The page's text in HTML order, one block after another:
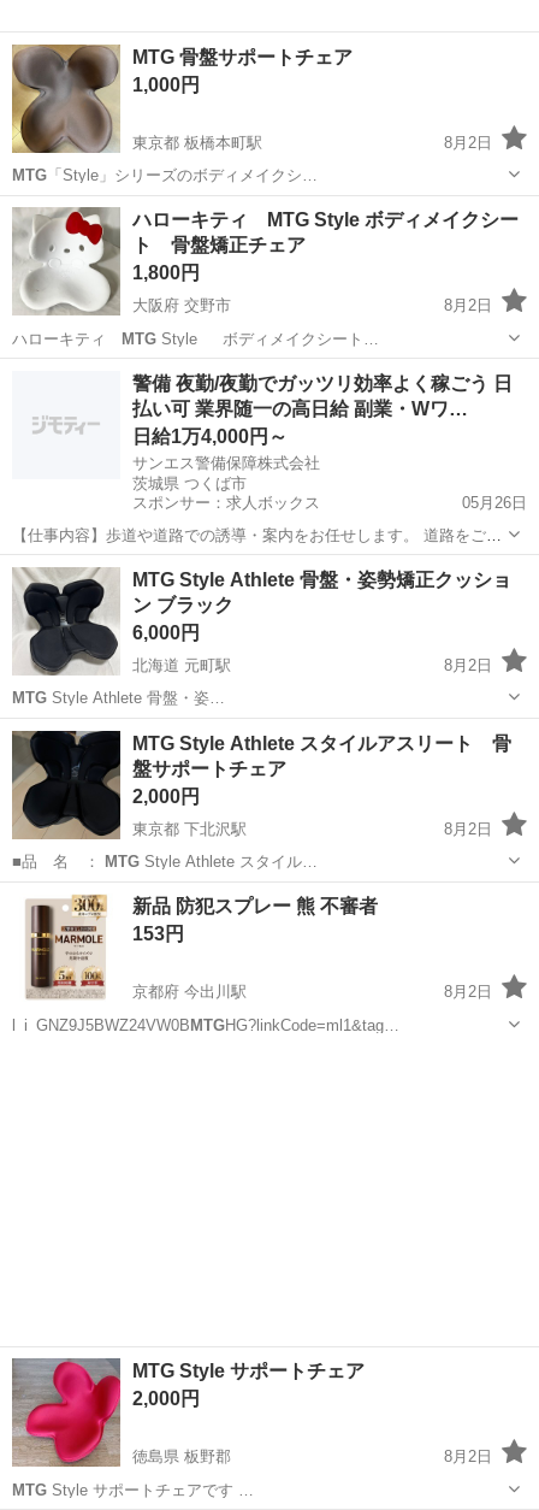
MTG 骨盤サポートチェア
1,000円
東京都 板橋本町駅
8月2日
MTG「Style」シリーズのボディメイクシ…
東京 板橋区 板橋本町駅
ハローキティ MTG Style ボディメイクシー
ト 骨盤矯正チェア
1,800円
大阪府 交野市
8月2日
ハローキティ
MTGStyle ボディメイクシート…
交野市 その他 ボディメイクシート
警備 夜勤/夜勤でガッツリ効率よく稼ごう 日
払い可 業界随一の高日給 副業・Wワ…
日給1万4,000円～
サンエス警備保障株式会社
茨城県 つくば市
スポンサー：求人ボックス
05月26日
【仕事内容】歩道や道路での誘導・案内をお任せします。 道路をご利
用される車両や歩行者の方が安全に安心して通行するために適切に誘
導してください。 勤務地へは直行直帰OKです! <未経験でも安心!!> 丁
寧な研修20hで基本的な知識を...
アルバイト・パート
MTG Style Athlete 骨盤・姿勢矯正クッショ
ン ブラック
6,000円
北海道 元町駅
8月2日
MTGStyle Athlete 骨盤・姿…
北海道 札幌市
MTG Style Athlete スタイルアスリート 骨
盤サポートチェア
2,000円
東京都 下北沢駅
8月2日
■品 名 ：
MTGStyle Athlete スタイル…
東京 世田谷区 下北沢駅 椅子 骨盤
新品 防犯スプレー 熊 不審者
153円
京都府 今出川駅
8月2日
l_i_GNZ9J5BWZ24VW0B MTGHG?linkCode=ml1&tag…
MTG Style サポートチェア
2,000円
徳島県 板野郡
8月2日
MTG